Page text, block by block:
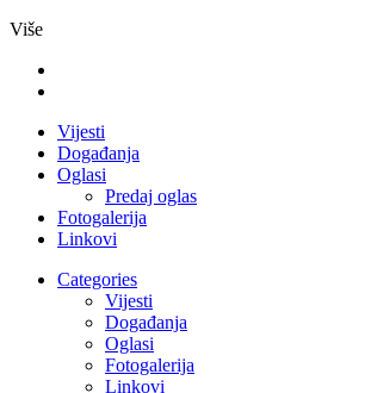
Više
Vijesti
Događanja
Oglasi
Predaj oglas
Fotogalerija
Linkovi
Categories
Vijesti
Događanja
Oglasi
Fotogalerija
Linkovi